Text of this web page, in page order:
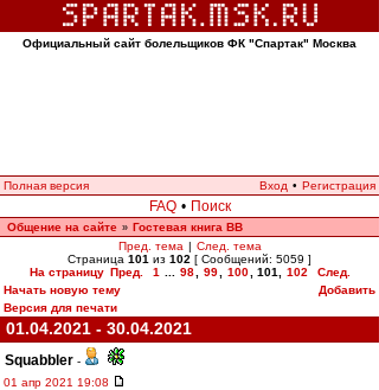
Официальный сайт болельщиков ФК "Спартак" Москва
Полная версия Вход • Регистрация
FAQ • Поиск
Общение на сайте » Гостевая книга ВВ
Пред. тема | След. тема
Страница 101 из 102 [ Сообщений: 5059 ]
На страницу Пред. 1 98 99 100 101 102
След.
Начать новую тему
Добавить
Версия для печати
01.04.2021 - 30.04.2021
Squabbler -
01 апр 2021 19:08